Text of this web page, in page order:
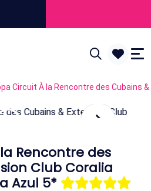
Circuit À la Rencontre des Cubains
Rencontre des
Club Coralia
Azul 5*